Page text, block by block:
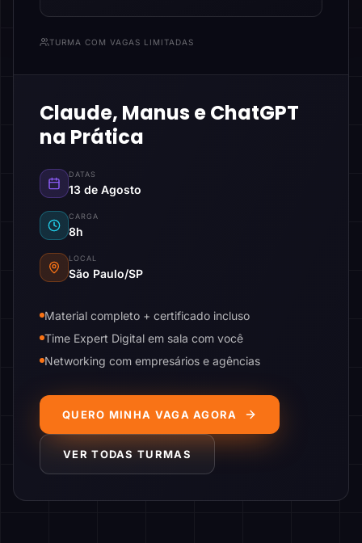
TURMA COM VAGAS LIMITADAS
Claude, Manus e ChatGPT
na Prática
DATAS
13 de Agosto
CARGA
8h
LOCAL
São Paulo/SP
Material completo + certificado incluso
Time Expert Digital em sala com você
Networking com empresários e agências
QUERO MINHA VAGA AGORA
VER TODAS TURMAS